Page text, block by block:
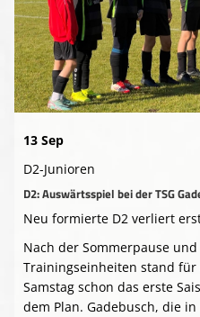
Presse-Archiv
Anmeldung
13 Sep
D2-Junioren
D2: Auswärtsspiel bei der TSG
Neu formierte D2 verliert
Nach der Sommerpause
Trainingseinheiten stand
Samstag schon das erste
dem Plan. Gadebusch, die